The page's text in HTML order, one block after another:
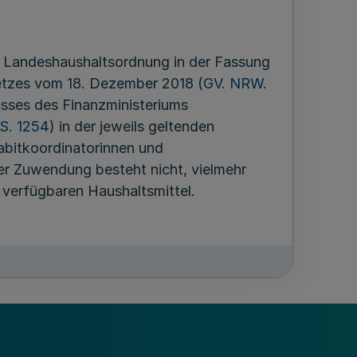
in der Fassung
vom 18. Dezember 2018 (GV. NRW.
des Finanzministeriums
1254) in der jeweils geltenden
und
Zuwendung besteht nicht, vielmehr
Haushaltsmittel.
über die Gewährung von
von Next Generation Access-